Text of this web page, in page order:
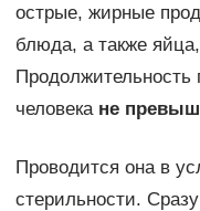
острые, жирные
блюда, а также
Продолжительность
человека не
Проводится она в
стерильности.